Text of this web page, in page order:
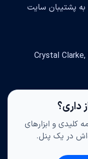
به پشتیبان سایت
داری؟
کلیدی و ابزارهای
در یک پنل.